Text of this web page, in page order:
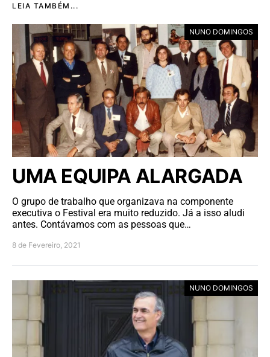
LEIA TAMBÉM...
NUNO DOMINGOS
UMA EQUIPA ALARGADA
O grupo de trabalho que organizava na componente
executiva o Festival era muito reduzido. Já a isso aludi
antes. Contávamos com as pessoas que…
8 de Fevereiro, 2021
NUNO DOMINGOS